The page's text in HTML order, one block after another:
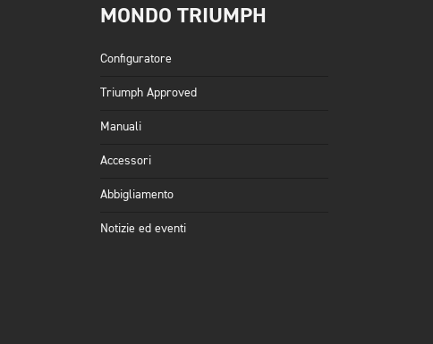
MONDO TRIUMPH
Configuratore
Triumph Approved
Manuali
Accessori
Abbigliamento
Notizie ed eventi